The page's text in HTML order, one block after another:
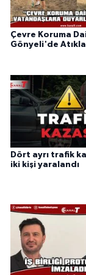
Çevre Koruma
Gönyeli'de
Dört ayrı trafik
iki kişi yaralandı